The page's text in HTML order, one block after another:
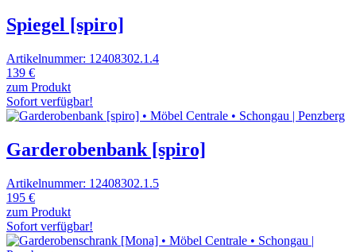
Spiegel [spiro]
Artikelnummer: 12408302.1.4
139 €
zum Produkt
Sofort verfügbar!
Garderobenbank [spiro]
Artikelnummer: 12408302.1.5
195 €
zum Produkt
Sofort verfügbar!